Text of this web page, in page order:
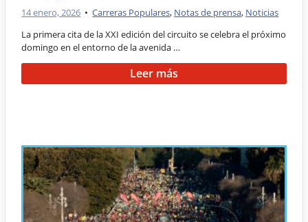
14 enero, 2026 •Carreras Populares, Notas de prensa, Noticias
La primera cita de la XXI edición del circuito se celebra el próximo
domingo en el entorno de la avenida …
Leer más